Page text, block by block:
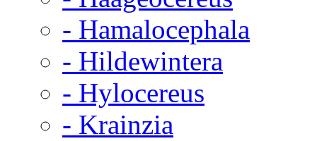
- Hamalocephala
- Hildewintera
- Hylocereus
- Krainzia